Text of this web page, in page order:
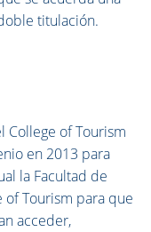
titulación.
College of Tourism
en 2013 para
la Facultad de
Tourism para que
acceder,